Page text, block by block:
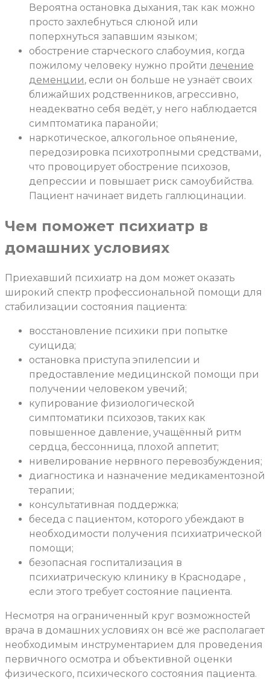
Вероятна остановка дыхания, так как можно
просто захлебнуться слюной или
поперхнуться запавшим языком;
обострение старческого слабоумия, когда
пожилому человеку нужно пройтилечение
деменции, если он больше не узнаёт своих
ближайших родственников, агрессивно,
неадекватно себя ведёт, у него наблюдается
симптоматика паранойи;
наркотическое, алкогольное опьянение,
передозировка психотропными средствами,
что провоцирует обострение психозов,
депрессии и повышает риск самоубийства.
Пациент начинает видеть галлюцинации.
Чем поможет психиатр в
домашних условиях
Приехавший психиатр на дом может оказать
широкий спектр профессиональной помощи для
стабилизации состояния пациента:
восстановление психики при попытке
суицида;
остановка приступа эпилепсии и
предоставление медицинской помощи при
получении человеком увечий;
купирование физиологической
симптоматики психозов, таких как
повышенное давление, учащённый ритм
сердца, бессонница, плохой аппетит;
нивелирование нервного перевозбуждения;
диагностика и назначение медикаментозной
терапии;
консультативная поддержка;
беседа с пациентом, которого убеждают в
необходимости получения психиатрической
помощи;
безопасная госпитализация в
психиатрическую клинику в Краснодаре ,
если этого требует состояние пациента.
Несмотря на ограниченный круг возможностей
врача в домашних условиях он всё же располагает
необходимым инструментарием для проведения
первичного осмотра и объективной оценки
физического, психического состояния пациента.